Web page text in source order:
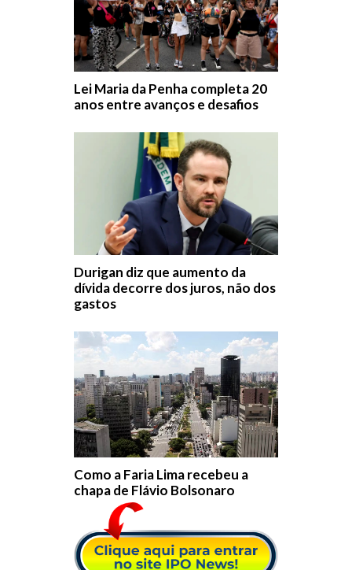
Lei Maria da Penha completa 20
anos entre avanços e desafios
Durigan diz que aumento da
dívida decorre dos juros, não dos
gastos
Como a Faria Lima recebeu a
chapa de Flávio Bolsonaro